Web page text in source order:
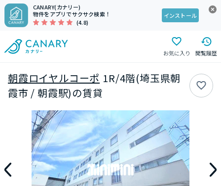
CANARY(カナリー)
物件をアプリでサクサク検索！
(4.8)
インストール
お気に入り 閲覧履歴
朝霞ロイヤルコーポ 1R/4階(埼玉県朝
霞市 / 朝霞駅)の賃貸